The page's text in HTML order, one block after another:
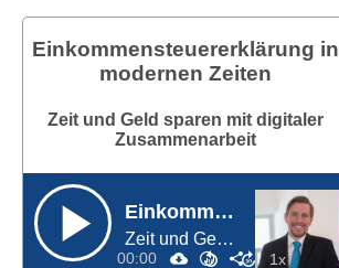
Einkommensteuererklärung in
modernen Zeiten
Zeit und Geld sparen mit digitaler
Zusammenarbeit
Einkommensteuererklärung in modernen Zeiten
Zeit und Geld sparen mit digitaler Zusammenarbeit
00:00